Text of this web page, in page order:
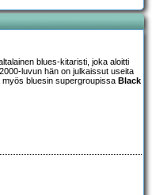
blues-kitaristi, joka aloitti
2000-luvun hän on julkaissut useita
bluesin supergroupissa Black